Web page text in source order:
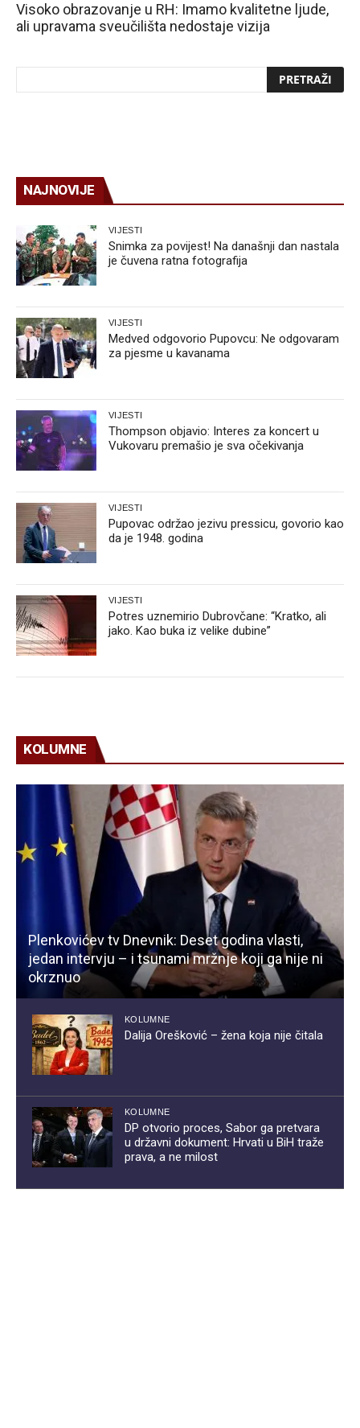
Visoko obrazovanje u RH: Imamo kvalitetne ljude,
ali upravama sveučilišta nedostaje vizija
NAJNOVIJE
VIJESTI
Snimka za povijest! Na današnji dan nastala
je čuvena ratna fotografija
VIJESTI
Medved odgovorio Pupovcu: Ne odgovaram
za pjesme u kavanama
VIJESTI
Thompson objavio: Interes za koncert u
Vukovaru premašio je sva očekivanja
VIJESTI
Pupovac održao jezivu pressicu, govorio kao
da je 1948. godina
VIJESTI
Potres uznemirio Dubrovčane: “Kratko, ali
jako. Kao buka iz velike dubine”
KOLUMNE
Plenkovićev tv Dnevnik: Deset godina vlasti,
jedan intervju – i tsunami mržnje koji ga nije ni
okrznuo
KOLUMNE
Dalija Orešković – žena koja nije čitala
KOLUMNE
DP otvorio proces, Sabor ga pretvara
u državni dokument: Hrvati u BiH traže
prava, a ne milost